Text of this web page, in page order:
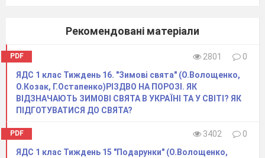
яскраві шпаківні відлякують птахів. Вони
шукають непомітні будиночки для
гніздування.)
4.
Рекомендовані матеріали
PDF 2801
0
ЯДС 1 клас Тиждень 16. "Зимові свята" (О.Волощенко,
О.Козак, Г.Остапенко)РІЗДВО НА ПОРОЗІ. ЯК
ВІДЗНАЧАЮТЬ ЗИМОВІ СВЯТА В УКРАЇНІ ТА У СВІТІ? ЯК
ПІДГОТУВАТИСЯ ДО СВЯТА?
PDF 3402
0
ЯДС 1 клас Тиждень 15 "Подарунки" (О.Волощенко,